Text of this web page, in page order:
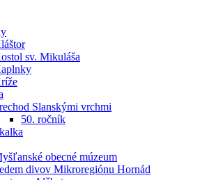
sv. Mikuláša
Slanskými vrchmi
50. ročník
obecné múzeum
divov Mikroregiónu Hornád